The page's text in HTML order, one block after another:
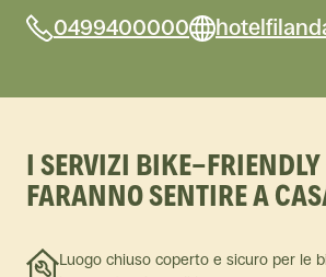
0499400000
I SERVIZI BIKE-FRIENDLY
FARANNO SENTIRE A
Luogo chiuso coperto e sicuro per le